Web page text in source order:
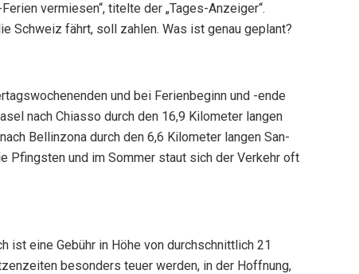
vermiesen“, titelte der „Tages-Anzeiger“.
Schweiz fährt, soll zahlen. Was ist genau geplant?
und bei Ferienbeginn und -ende
nach Chiasso durch den 16,9 Kilometer langen
Bellinzona durch den 6,6 Kilometer langen San-
Pfingsten und im Sommer staut sich der Verkehr oft
ist eine Gebühr in Höhe von durchschnittlich 21
besonders teuer werden, in der Hoffnung,